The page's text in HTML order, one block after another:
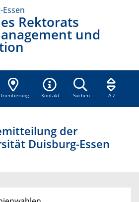
Rektorats
und
Kontakt Suchen A-Z
der
Duisburg-Essen